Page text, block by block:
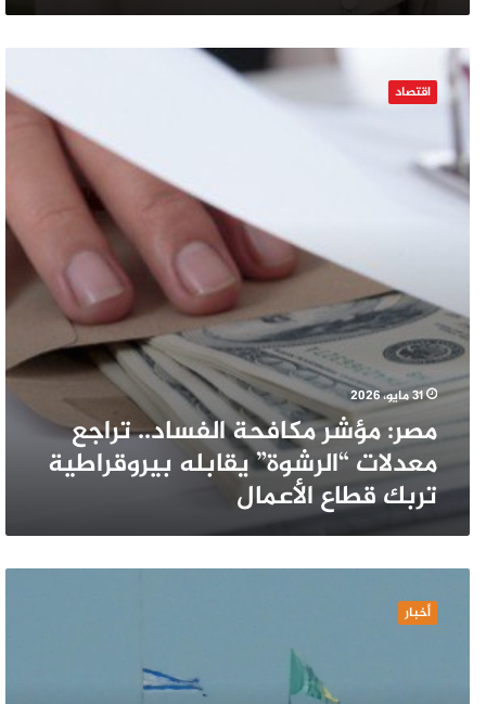
مصر:
مؤشر
مكافحة
تراجع
معدلات
“الرشوة”
الأعمال
اقتصاد
31 مايو، 2026
مصر: مؤشر مكافحة الفساد.. تراجع
معدلات “الرشوة” يقابله بيروقراطية
تربك قطاع الأعمال
الاحتلالأخبار